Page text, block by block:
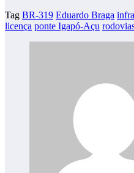
Tag BR-319 Eduardo Braga
licença ponte Igapó-Açu